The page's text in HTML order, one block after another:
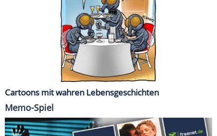
Cartoons mit wahren Lebensgeschichten
Memo-Spiel